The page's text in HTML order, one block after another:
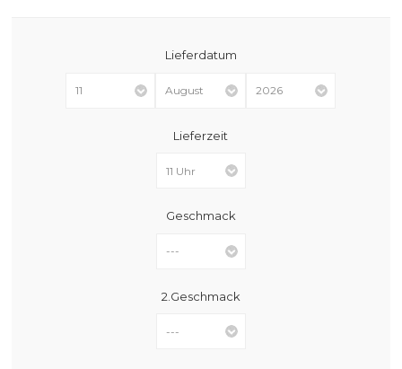
Lieferdatum
Lieferzeit
Geschmack
2.Geschmack